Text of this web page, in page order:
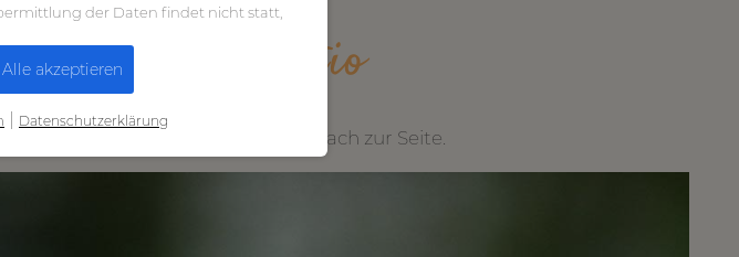
Abruptio
dir vor allem in der Zeit danach zur Seite.
der Daten findet nicht statt,
Alle akzeptieren
Datenschutzerklärung